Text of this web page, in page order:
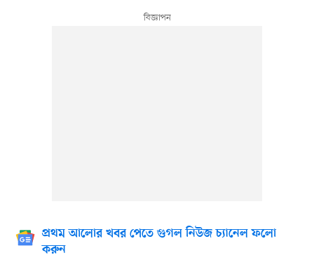
প্রথম আলোর খবর পেতে গুগল নিউজ চ্যানেল ফলো
করুন